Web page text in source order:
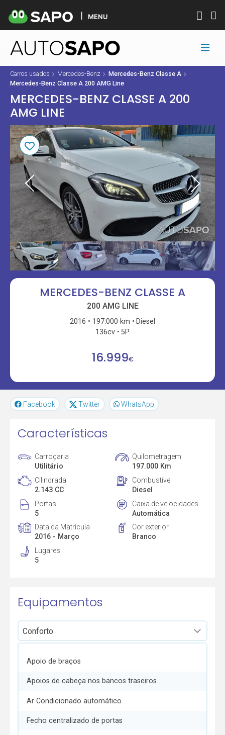
MENU
Carros usados Mercedes-Benz
Mercedes-Benz Classe A
Mercedes-Benz Classe A 200 AMG Line
MERCEDES-BENZ CLASSE A 200
AMG LINE
MERCEDES-BENZ CLASSE A
200 AMG LINE
2016 197.000 km
Diesel
136cv
5P
16.999€
Facebook Twitter WhatsApp
Características
Carroçaria
Utilitário
Quilometragem
197.000 Km
Cilindrada
2.143 CC
Combustível
Diesel
Portas
5
Caixa de velocidades
Automática
Data da Matrícula
2016 - Março
Cor exterior
Branco
Lugares
5
Equipamentos
Apoio de braços
Apoios de cabeça nos bancos traseiros
Ar Condicionado automático
Fecho centralizado de portas